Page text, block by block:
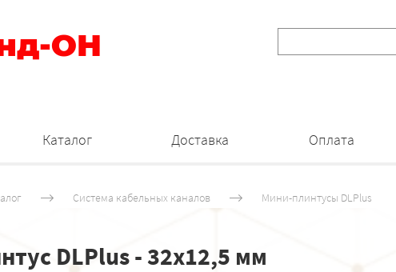
ОН
Каталог Доставка Оплата
Система кабельных каналов Мини-плинтусы DLPlus
DLPlus - 32x12,5 мм